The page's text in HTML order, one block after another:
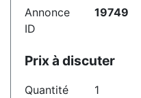
Annonce
ID
19749
Prix à discuter
Quantité 1